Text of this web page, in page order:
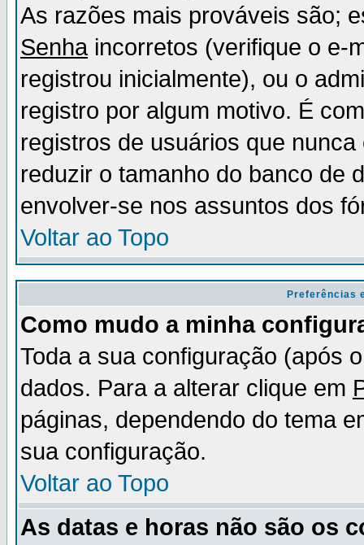
As razões mais prováveis são;
Senhaincorretos (verifique o e-
registrou inicialmente), ou o
registro por algum motivo. É
registros de usuários que
reduzir o tamanho do banco de
envolver-se nos assuntos dos
Voltar ao Topo
Preferências
Como mudo a minha
Toda a sua configuração (após
dados. Para a alterar clique em
páginas, dependendo do tema
sua configuração.
Voltar ao Topo
As datas e horas não são os